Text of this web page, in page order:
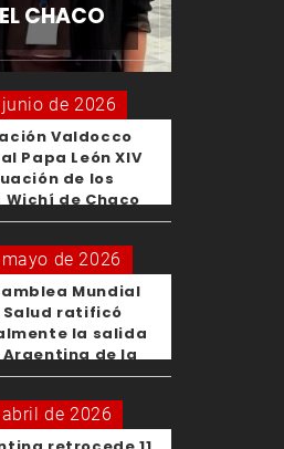
CHACO
de 2026
Valdocco
Papa León XIV
de los
Wichí de Chaco
de 2026
Mundial
Salud ratificó
la salida
Argentina de la
de 2026